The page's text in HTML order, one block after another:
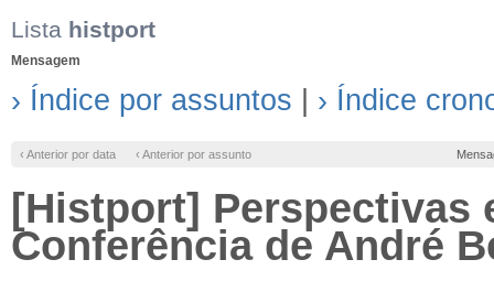
Lista histport
Mensagem
› Índice por assuntos › Índice
‹ Anterior por data ‹ Anterior por assunto
[Histport] Perspectivas
Conferência de André